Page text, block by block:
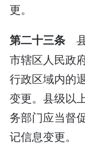
更。
第二十三条
市辖区人民政
行政区域内的
变更。县级以
务部门应当督
记信息变更。